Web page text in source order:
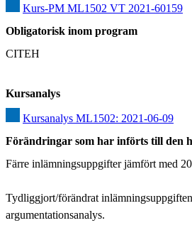
Kurs-PM ML1502 VT 2021-60159
Obligatorisk inom program
CITEH
Kursanalys
Kursanalys ML1502: 2021-06-09
Förändringar som har införts till den
Färre inlämningsuppgifter jämfört med
Tydliggjort/förändrat
argumentationsanalys.